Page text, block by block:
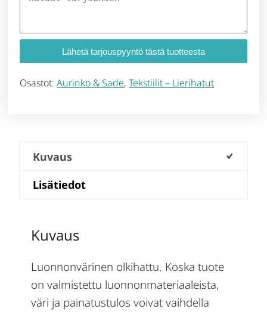
Lähetä tarjouspyyntö tästä tuotteesta
Osastot:Aurinko & Sade,Tekstiilit – Lierihatut
Kuvaus
Lisätiedot
Kuvaus
Luonnonvärinen olkihattu. Koska tuote
on valmistettu luonnonmateriaaleista,
väri ja painatustulos voivat vaihdella